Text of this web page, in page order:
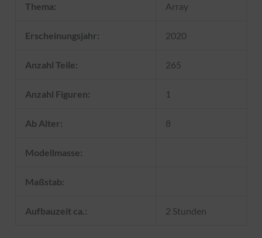
Thema: Array
Erscheinungsjahr: 2020
Anzahl Teile: 265
Anzahl Figuren: 1
Ab Alter: 8
Modellmasse:
Maßstab:
Aufbauzeit ca.: 2 Stunden